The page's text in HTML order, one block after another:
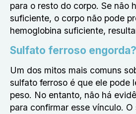
para o resto do corpo. Se não
suficiente, o corpo não pode
hemoglobina suficiente,
Sulfato ferroso engorda?
Um dos mitos mais comuns
sulfato ferroso é que ele pode
peso. No entanto, não há
para confirmar esse vínculo.